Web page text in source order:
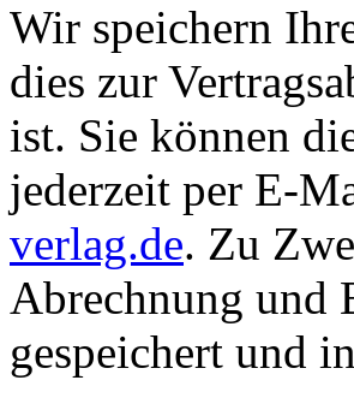
Wir speichern
dies zur
ist. Sie können
jederzeit per E-
. Zu
Abrechnung und
gespeichert und